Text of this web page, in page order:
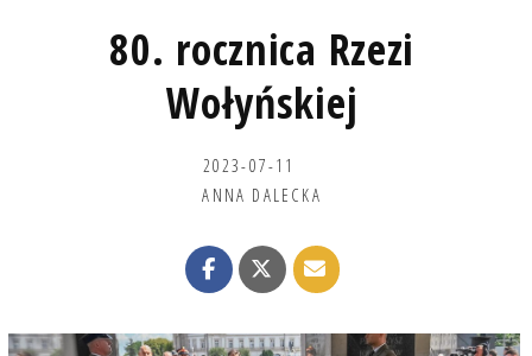
80. rocznica Rzezi
Wołyńskiej
2023-07-11
ANNA DALECKA